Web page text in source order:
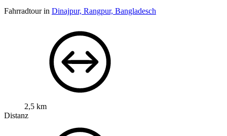
Fahrradtour in Dinajpur, Rangpur, Bangladesch
2,5 km
Distanz